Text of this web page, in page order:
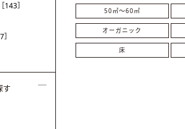
50㎡〜60㎡
オーガニック
床
［143］
］
す